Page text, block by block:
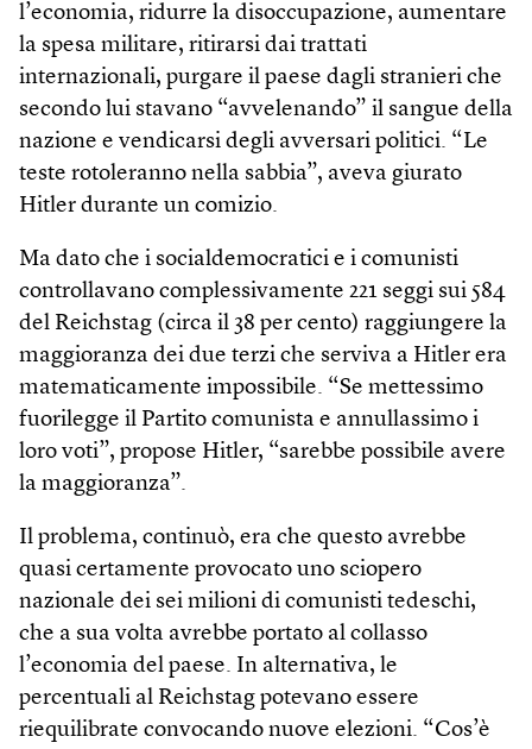
l’economia, ridurre la disoccupazione, aumentare
la spesa militare, ritirarsi dai trattati
internazionali, purgare il paese dagli stranieri che
secondo lui stavano “avvelenando” il sangue della
nazione e vendicarsi degli avversari politici. “Le
teste rotoleranno nella sabbia”, aveva giurato
Hitler durante un comizio.
Ma dato che i socialdemocratici e i comunisti
controllavano complessivamente 221 seggi sui 584
del Reichstag (circa il 38 per cento) raggiungere la
maggioranza dei due terzi che serviva a Hitler era
matematicamente impossibile. “Se mettessimo
fuorilegge il Partito comunista e annullassimo i
loro voti”, propose Hitler, “sarebbe possibile avere
la maggioranza”.
Il problema, continuò, era che questo avrebbe
quasi certamente provocato uno sciopero
nazionale dei sei milioni di comunisti tedeschi,
che a sua volta avrebbe portato al collasso
l’economia del paese. In alternativa, le
percentuali al Reichstag potevano essere
riequilibrate convocando nuove elezioni. “Cos’è